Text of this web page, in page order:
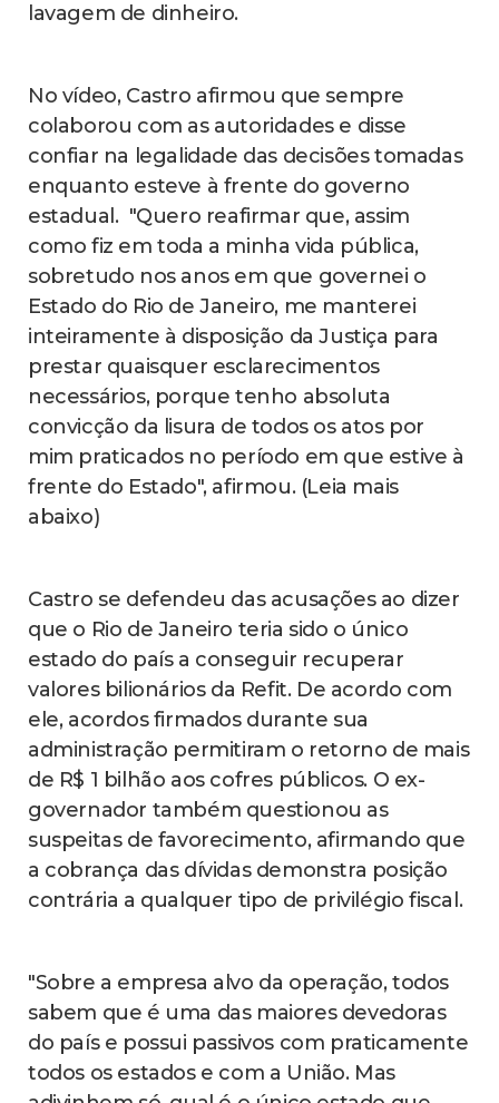
lavagem de dinheiro.
No vídeo, Castro afirmou que sempre
colaborou com as autoridades e disse
confiar na legalidade das decisões tomadas
enquanto esteve à frente do governo
estadual. "Quero reafirmar que, assim
como fiz em toda a minha vida pública,
sobretudo nos anos em que governei o
Estado do Rio de Janeiro, me manterei
inteiramente à disposição da Justiça para
prestar quaisquer esclarecimentos
necessários, porque tenho absoluta
convicção da lisura de todos os atos por
mim praticados no período em que estive à
frente do Estado", afirmou. (Leia mais
abaixo)
Castro se defendeu das acusações ao dizer
que o Rio de Janeiro teria sido o único
estado do país a conseguir recuperar
valores bilionários da Refit. De acordo com
ele, acordos firmados durante sua
administração permitiram o retorno de mais
de R$ 1 bilhão aos cofres públicos. O ex-
governador também questionou as
suspeitas de favorecimento, afirmando que
a cobrança das dívidas demonstra posição
contrária a qualquer tipo de privilégio fiscal.
"Sobre a empresa alvo da operação, todos
sabem que é uma das maiores devedoras
do país e possui passivos com praticamente
todos os estados e com a União. Mas